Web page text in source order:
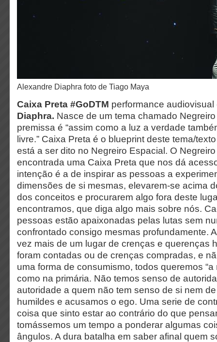
Alexandre Diaphra foto de Tiago Maya
Caixa Preta #GoDTM performance audiovisual
Diaphra. Nasce de um tema chamado
premissa é “assim como a luz a verdade
livre.” Caixa Preta é o blueprint deste tema/
está a ser dito no Negreiro Espacial. O
encontrada uma Caixa Preta que nos dá
intenção é a de inspirar as pessoas a
dimensões de si mesmas, elevarem-se acima
dos conceitos e procurarem algo fora deste
encontramos, que diga algo mais sobre nós.
pessoas estão apaixonadas pelas lutas sem
confrontado consigo mesmas profundamente.
vez mais de um lugar de crenças e querenças
foram contadas ou de crenças compradas, e
uma forma de consumismo, todos queremos “a
como na primária. Não temos senso de
autoridade a quem não tem senso de si nem
humildes e acusamos o ego. Uma serie de
coisa que sinto estar ao contrário do que
tomássemos um tempo a ponderar algumas
ângulos. A dura batalha em saber afinal quem